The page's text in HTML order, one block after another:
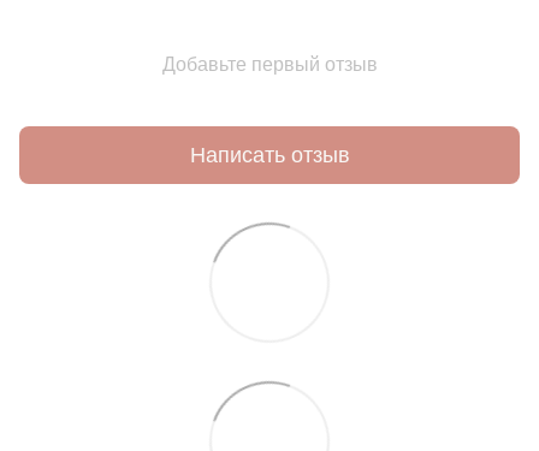
Добавьте первый отзыв
Написать отзыв